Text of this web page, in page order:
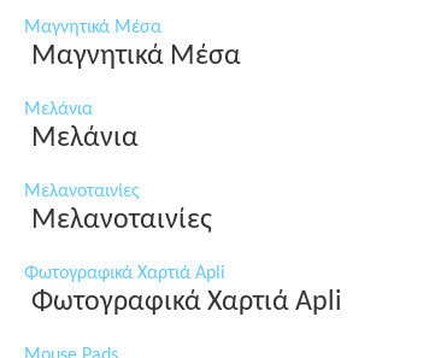
Μαγνητικά Μέσα
Μαγνητικά Μέσα
Μελάνια
Μελάνια
Μελανοταινίες
Μελανοταινίες
Φωτογραφικά Χαρτιά Apli
Φωτογραφικά Χαρτιά Apli